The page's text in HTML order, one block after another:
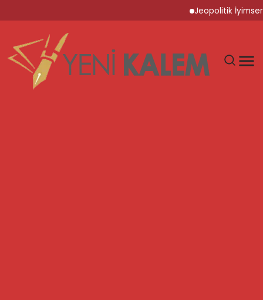
Jeopolitik